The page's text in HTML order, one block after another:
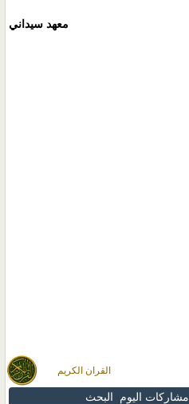
القران الكريم
معهد سيداني
مشاركات اليوم البحث